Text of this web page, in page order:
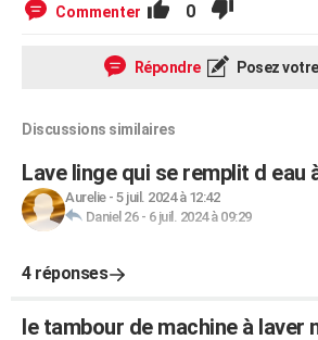
Commenter 0
Répondre Posez
Discussions similaires
Lave linge qui se remplit d eau
Aurelie- 5 juil. 2024 à 12:42
Daniel 26- 6 juil. 2024 à 09:29
4 réponses
le tambour de machine à laver